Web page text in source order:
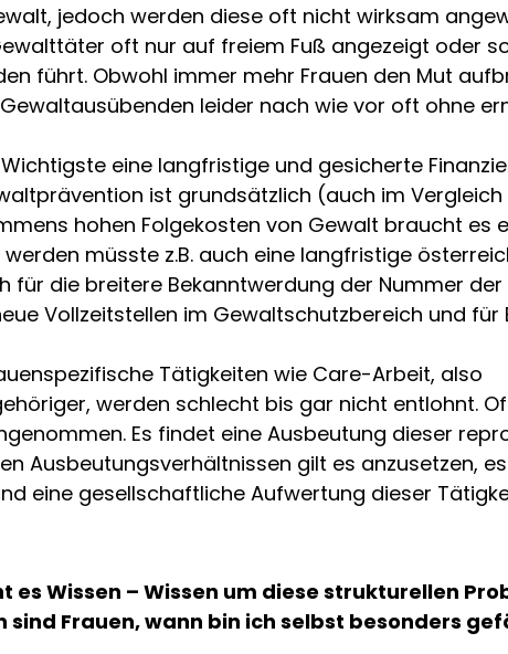
jedoch werden diese oft nicht wirksam
oft nur auf freiem Fuß angezeigt oder
führt. Obwohl immer mehr Frauen den Mut
leider nach wie vor oft ohne
eine langfristige und gesicherte
ist grundsätzlich (auch im Vergleich
hohen Folgekosten von Gewalt braucht es
müsste z.B. auch eine langfristige
für die breitere Bekanntwerdung der Nummer der
Vollzeitstellen im Gewaltschutzbereich und für
Tätigkeiten wie Care-Arbeit, also
werden schlecht bis gar nicht entlohnt.
Es findet eine Ausbeutung dieser
Ausbeutungsverhältnissen gilt es anzusetzen,
eine gesellschaftliche Aufwertung dieser
Wissen – Wissen um diese strukturellen
Frauen, wann bin ich selbst besonders